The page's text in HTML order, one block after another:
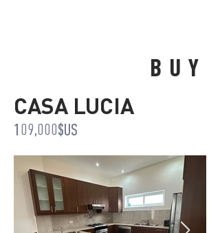
BUY
CASA LUCIA
109,000$US